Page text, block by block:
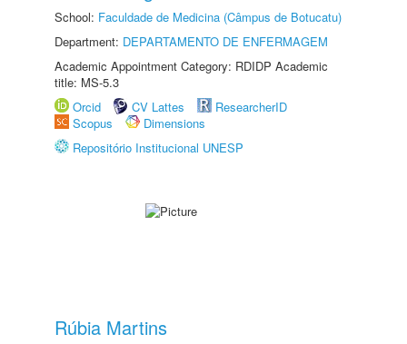
School: Faculdade de Medicina (Câmpus de Botucatu)
Department: DEPARTAMENTO DE ENFERMAGEM
Academic Appointment Category: RDIDP Academic
title: MS-5.3
Orcid
CV Lattes
ResearcherID
Scopus
Dimensions
Repositório Institucional UNESP
Rúbia Martins